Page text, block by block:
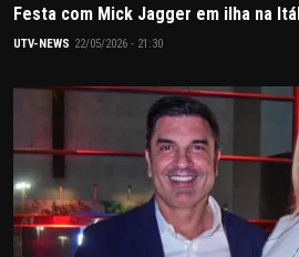
Festa com Mick Jagger em ilha na
UTV-NEWS 22/05/2026 - 21:30